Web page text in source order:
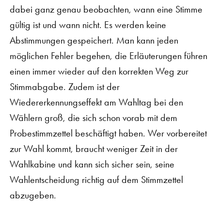
dabei ganz genau beobachten, wann eine Stimme
gültig ist und wann nicht. Es werden keine
Abstimmungen gespeichert. Man kann jeden
möglichen Fehler begehen, die Erläuterungen führen
einen immer wieder auf den korrekten Weg zur
Stimmabgabe. Zudem ist der
Wiedererkennungseffekt am Wahltag bei den
Wählern groß, die sich schon vorab mit dem
Probestimmzettel beschäftigt haben. Wer vorbereitet
zur Wahl kommt, braucht weniger Zeit in der
Wahlkabine und kann sich sicher sein, seine
Wahlentscheidung richtig auf dem Stimmzettel
abzugeben.